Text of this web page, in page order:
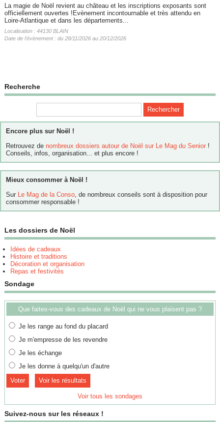
La magie de Noël revient au château et les inscriptions exposants sont
officiellement ouvertes !Evènement incontournable et très attendu en
Loire-Atlantique et dans les départements...
Localisation : 44130 BLAIN
Date de l'évènement : du 28/11/2026 au 20/12/2026
Recherche
Encore plus sur Noël !
Retrouvez de nombreux dossiers autour de Noël sur Le Mag du Senior !
Conseils, infos, organisation... et plus encore !
Mieux consommer à Noël !
Sur Le Mag de la Conso, de nombreux conseils sont à disposition pour
consommer responsable !
Les dossiers de Noël
Idées de cadeaux
Histoire et traditions
Décoration et organisation
Repas et festivités
Sondage
Que faites-vous des cadeaux de Noël qui ne vous plaisent pas ?
Je les range au fond du placard
Je m'empresse de les revendre
Je les échange
Je les donne à quelqu'un d'autre
Voir les résultats
Voir tous les sondages
Suivez-nous sur les réseaux !